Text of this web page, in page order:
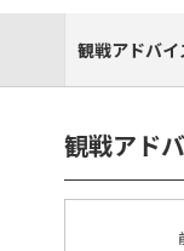
観戦アドバイ
観戦アド